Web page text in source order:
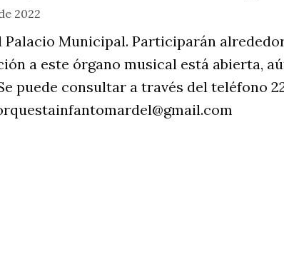
2022
Palacio Municipal. Participarán
a este órgano musical está abierta,
puede consultar a través del teléfono